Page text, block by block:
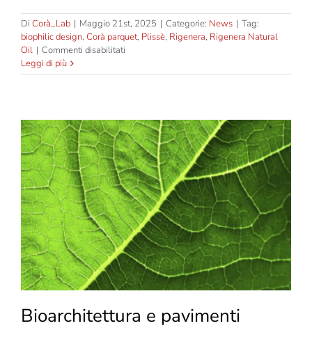
Di Corà_Lab | Maggio 21st, 2025 | Categorie: News | Tag:
biophilic design, Corà parquet, Plissè, Rigenera, Rigenera Natural
Oil | Commenti disabilitati
Design,
vita
Leggi di più
Bioarchitettura e pavimenti